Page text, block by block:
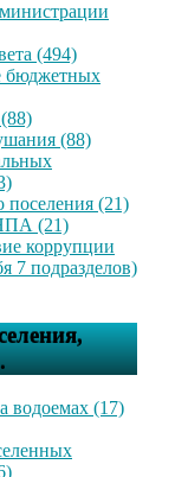
(494)
бюджетных
(88)
поселения (21)
(21)
коррупции
7 подразделов)
водоемах (17)